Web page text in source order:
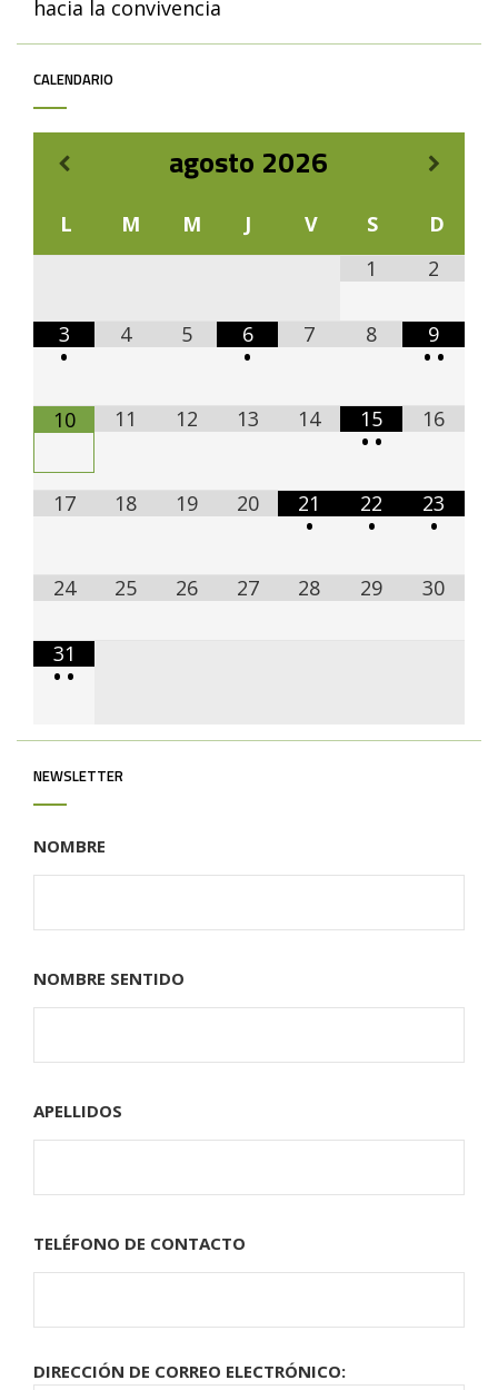
hacia la convivencia
CALENDARIO
agosto 2026
L M M J V S
D
1
2
3
•
4 5
6
•
7 8
9
• •
10 11 12 13 14
15
• •
16
17 18 19 20
21
•
22
•
23
•
24 25 26 27 28 29 30
31
• •
NEWSLETTER
NOMBRE
NOMBRE SENTIDO
APELLIDOS
TELÉFONO DE CONTACTO
DIRECCIÓN DE CORREO ELECTRÓNICO: